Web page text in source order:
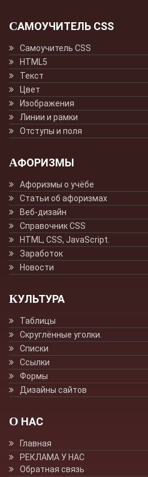
САМОУЧИТЕЛЬ CSS
Самоучитель CSS
HTML5
Текст
Цвет
Изображения
Линии и рамки
Отступы и поля
АФОРИЗМЫ
Афоризмы о учёбе
Статьи об афоризмах
Веб-дизайн
Справочник CSS
HTML, CSS, JavaScript.
Заработок
Новости
КУЛЬТУРА
Таблицы
Скруглённые уголки.
Списки
Ссылки
Формы
Дизайны сайтов
О НАС
Главная
РЕКЛАМА У НАС
Обратная связь